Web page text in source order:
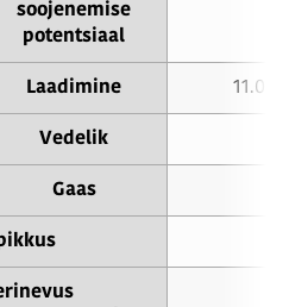
soojenemise
potentsiaal
Laadimine 11.0 kg
Vedelik
Gaas